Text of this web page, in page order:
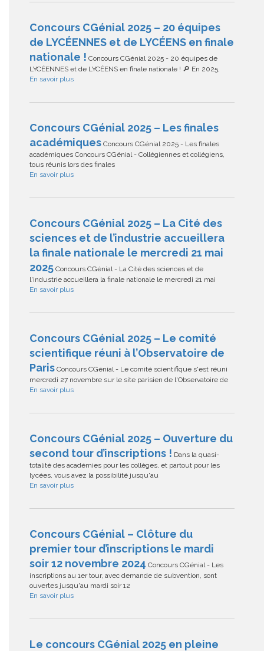
Concours CGénial 2025 – 20 équipes
de LYCÉENNES et de LYCÉENS en finale
nationale ! Concours CGénial 2025 - 20 équipes de
LYCÉENNES et de LYCÉENS en finale nationale ! 🔎 En 2025,
En savoir plus
Concours CGénial 2025 – Les finales
académiques Concours CGénial 2025 - Les finales
académiques Concours CGénial - Collégiennes et collégiens,
tous réunis lors des finales
En savoir plus
Concours CGénial 2025 – La Cité des
sciences et de l’industrie accueillera
la finale nationale le mercredi 21 mai
2025 Concours CGénial - La Cité des sciences et de
l'industrie accueillera la finale nationale le mercredi 21 mai
En savoir plus
Concours CGénial 2025 – Le comité
scientifique réuni à l’Observatoire de
Paris Concours CGénial - Le comité scientifique s'est réuni
mercredi 27 novembre sur le site parisien de l'Observatoire de
En savoir plus
Concours CGénial 2025 – Ouverture du
second tour d’inscriptions ! Dans la quasi-
totalité des académies pour les collèges, et partout pour les
lycées, vous avez la possibilité jusqu'au
En savoir plus
Concours CGénial – Clôture du
premier tour d’inscriptions le mardi
soir 12 novembre 2024 Concours CGénial - Les
inscriptions au 1er tour, avec demande de subvention, sont
ouvertes jusqu'au mardi soir 12
En savoir plus
Le concours CGénial 2025 en pleine